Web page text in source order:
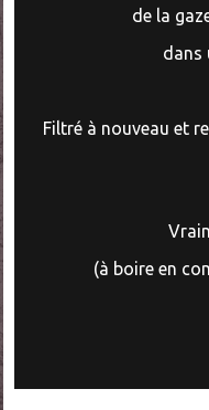
de la
dans
Filtré à nouveau et
(à boire en